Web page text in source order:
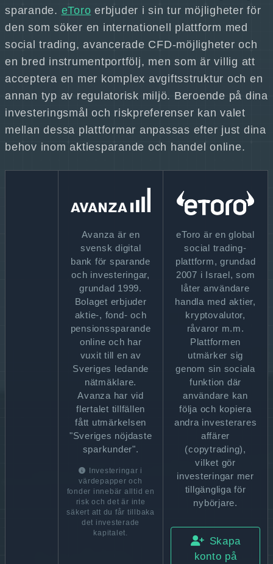
sparande. eToro erbjuder i sin tur möjligheter för
den som söker en internationell plattform med
social trading, avancerade CFD-möjligheter och
en bred instrumentportfölj, men som är villig att
acceptera en mer komplex avgiftsstruktur och en
annan typ av regulatorisk miljö. Beroende på dina
investeringsmål och riskpreferenser kan valet
mellan dessa plattformar anpassas efter just dina
behov inom aktiesparande och handel online.
Avanza är en
svensk digital
bank för sparande
och investeringar,
grundad 1999.
Bolaget erbjuder
aktie-, fond- och
pensionssparande
online och har
vuxit till en av
Sveriges ledande
nätmäklare.
Avanza har vid
flertalet tillfällen
fått utmärkelsen
"Sveriges nöjdaste
sparkunder".
Investeringar i
värdepapper och
fonder innebär alltid en
risk och det är inte
säkert att du får tillbaka
det investerade
kapitalet.
eToro är en global
social trading-
plattform, grundad
2007 i Israel, som
låter användare
handla med aktier,
kryptovalutor,
råvaror m.m.
Plattformen
utmärker sig
genom sin sociala
funktion där
användare kan
följa och kopiera
andra investerares
affärer
(copytrading),
vilket gör
investeringar mer
tillgängliga för
nybörjare.
Skapa
konto på